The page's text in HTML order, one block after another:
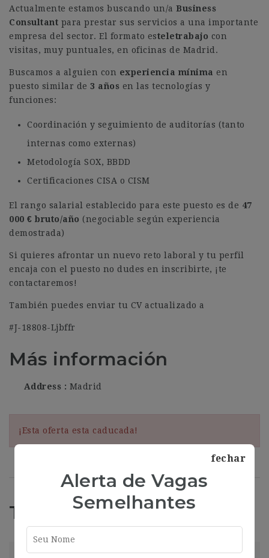
Actualmente estamos buscando un/a Business
Consultant para prestar sus servicios a una importante
empresa del sector. El formato esteletrabajo con
visitas, muy puntuales, en oficinas de Madrid.
Buscamos a alguien con experiencia mínima en
puesto similar de 3 años en las tecnologías y
funciones:
Coordinación y seguimiento de auditorías (tanto
internas como externas)
Metodología SOX, BBDD
Certificaciones CISA o CISM
El rango salarial establecido para este puesto es de 47
000 € bruto/año (negociable según experiencia
demostrada)
Si quieres afrontar un nuevo reto laboral y tu perfil
encaja con el puesto no dudes en inscribirte, ¡te
contactaremos!
También puedes enviar tu CV actualizado a
#J-18808-Ljbffr
Más información
Address Madrid
¡Esta oferta esta caducada!
Trabajos Relacionados
fechar
Alerta de Vagas
Semelhantes